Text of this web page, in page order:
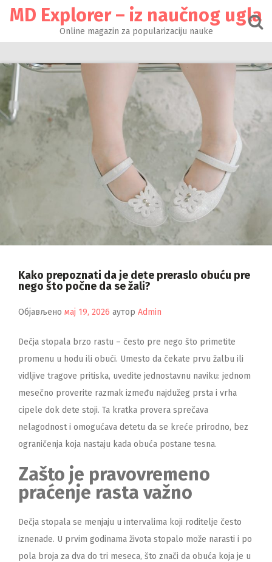
MD Explorer – iz naučnog ugla
Online magazin za popularizaciju nauke
Kako prepoznati da je dete preraslo obuću pre
nego što počne da se žali?
Објављено мај 19, 2026 аутор Admin
Dečja stopala brzo rastu – često pre nego što primetite
promenu u hodu ili obući. Umesto da čekate prvu žalbu ili
vidljive tragove pritiska, uvedite jednostavnu naviku: jednom
mesečno proverite razmak između najdužeg prsta i vrha
cipele dok dete stoji. Ta kratka provera sprečava
nelagodnost i omogućava detetu da se kreće prirodno, bez
ograničenja koja nastaju kada obuća postane tesna.
Zašto je pravovremeno
praćenje rasta važno
Dečja stopala se menjaju u intervalima koji roditelje često
iznenade. U prvim godinama života stopalo može narasti i po
pola broja za dva do tri meseca, što znači da obuća koja je u